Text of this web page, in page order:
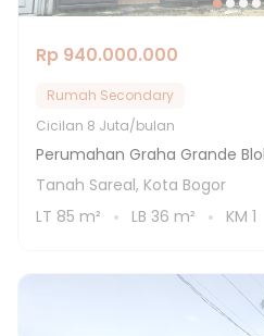
Rp 940.000.000
Rumah Secondary
Cicilan 8 Juta/bulan
Perumahan Graha Grande
Tanah Sareal, Kota Bogor
LT 85 m² LB 36 m² KM 1